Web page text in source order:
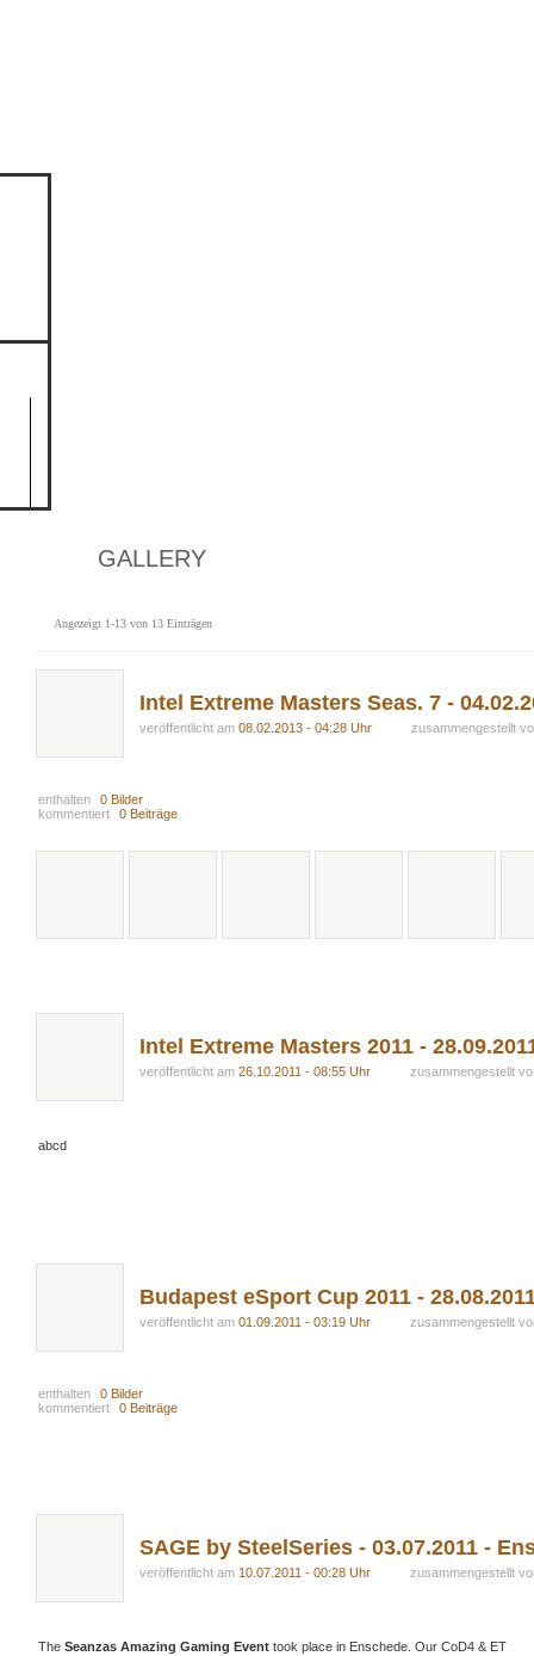
GALLERY
Angezeigt 1-13 von 13 Einträgen
Intel Extreme Masters Seas. 7 -
veröffentlicht am 08.02.2013 - 04:28 Uhr zusammengestellt
enthalten
0 Bilder
kommentiert
0 Beiträge
Intel Extreme Masters 2011 -
veröffentlicht am 26.10.2011 - 08:55 Uhr zusammengestellt
abcd
Budapest eSport Cup 2011 -
veröffentlicht am 01.09.2011 - 03:19 Uhr zusammengestellt
enthalten
0 Bilder
kommentiert
0 Beiträge
SAGE by SteelSeries - 03.07.2011 -
veröffentlicht am 10.07.2011 - 00:28 Uhr zusammengestellt
The Seanzas Amazing Gaming Event took place in Enschede. Our CoD4 & ET